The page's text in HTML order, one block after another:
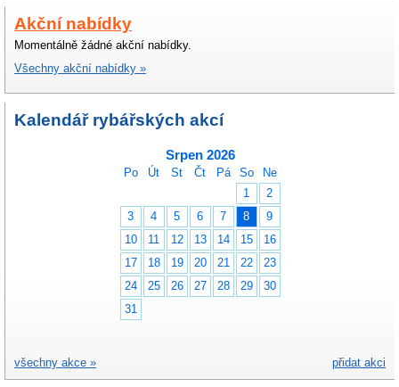
Akční nabídky
Momentálně žádné akční nabídky.
Všechny akční nabídky »
Kalendář rybářských akcí
Srpen 2026
Po Út St Čt Pá So
Ne
1
2
3
4 5 6 7 8
9
10
11 12 13 14 15
16
17
18 19 20 21 22
23
24
25 26 27 28 29
30
31
přidat akci
všechny akce »